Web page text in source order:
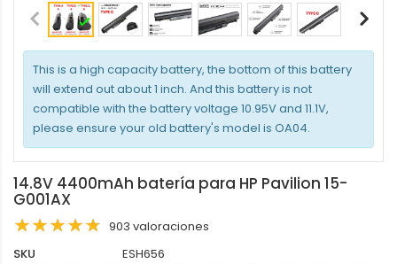
This is a high capacity battery, the bottom of this battery
will extend out about 1 inch. And this battery is not
compatible with the battery voltage 10.95V and 11.1V,
please ensure your old battery's model is OA04.
14.8V 4400mAh batería para HP Pavilion 15-
G001AX
903 valoraciones
SKU
ESH656